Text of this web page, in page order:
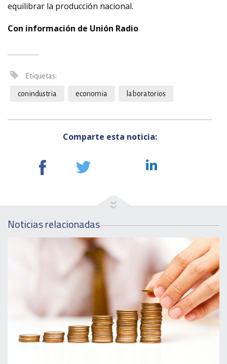
equilibrar la producción nacional.
Con información de Unión Radio
Etiquetas:
conindustria economia laboratorios
Comparte esta noticia:
Noticias relacionadas